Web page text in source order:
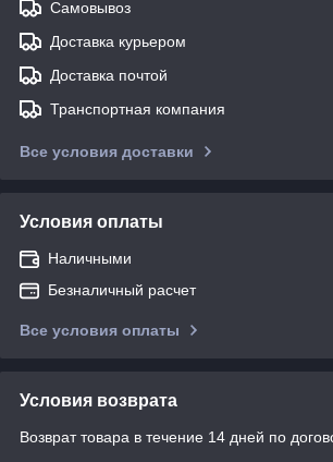
Самовывоз
Доставка курьером
Доставка почтой
Транспортная компания
Все условия доставки
Условия оплаты
Наличными
Безналичный расчет
Все условия оплаты
Условия возврата
Возврат товара в течение 14 дней по